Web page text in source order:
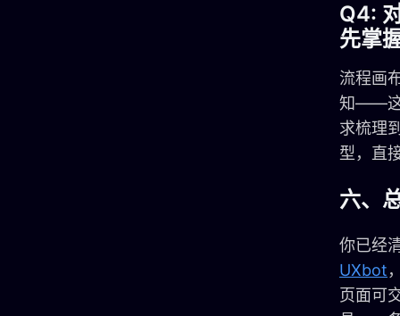
Q4:
先掌
流程画
知——这
求梳理
型，直
六、
你已经
UXbot
页面可